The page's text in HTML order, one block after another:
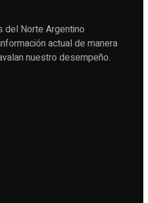
del Norte Argentino
actual de manera
nuestro desempeño.